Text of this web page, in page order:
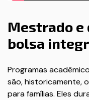
Mestrado e
bolsa
Programas
são, historicamente,
para famílias. Eles